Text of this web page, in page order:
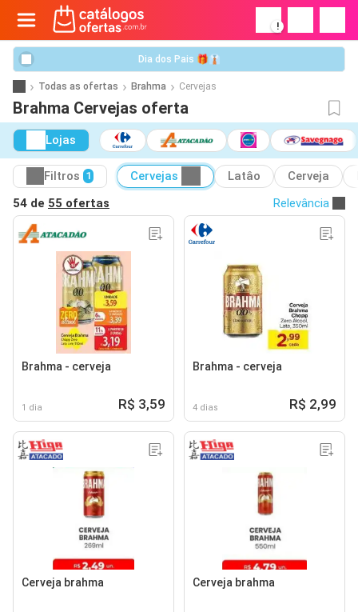
!
Dia dos Pais 🎁👔
Todas as ofertas Brahma Cervejas
Brahma Cervejas oferta
Lojas
Filtros 1 Cervejas Latâo Cerveja
54 de 55 ofertas Relevância
Brahma - cerveja
1 dia R$ 3,59
Brahma - cerveja
4 dias R$ 2,99
Cerveja brahma Cerveja brahma